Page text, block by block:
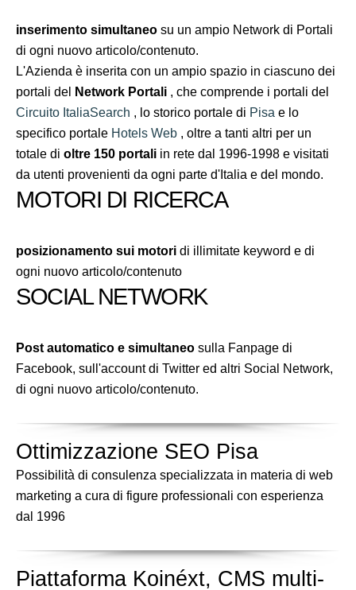
inserimento simultaneo su un ampio Network di Portali
di ogni nuovo articolo/contenuto.
L'Azienda è inserita con un ampio spazio in ciascuno dei
portali del
Network Portali , che comprende i portali del
Circuito ItaliaSearch , lo storico portale di Pisa e lo
specifico portale Hotels Web , oltre a tanti altri per un
totale di oltre 150 portali in rete dal 1996-1998 e visitati
da utenti provenienti da ogni parte d'Italia e del mondo.
MOTORI DI RICERCA
posizionamento sui motori di illimitate keyword e di
ogni nuovo articolo/contenuto
SOCIAL NETWORK
Post automatico e simultaneo sulla Fanpage di
Facebook, sull'account di Twitter ed altri Social Network,
di ogni nuovo articolo/contenuto.
Ottimizzazione SEO Pisa
Possibilità di consulenza specializzata in materia di web
marketing a cura di figure professionali con esperienza
dal 1996
Piattaforma Koinéxt, CMS multi-